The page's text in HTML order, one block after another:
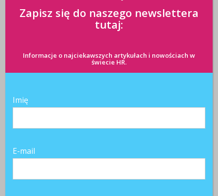
Zapisz się do naszego newslettera
tutaj:
Informacje o najciekawszych artykułach i nowościach w
świecie HR.
Imię
E-mail